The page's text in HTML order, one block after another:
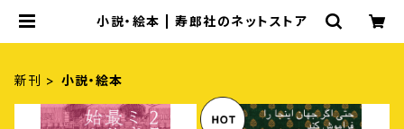
小説・絵本 | 寿郎社のネットストア
新刊 小説・絵本